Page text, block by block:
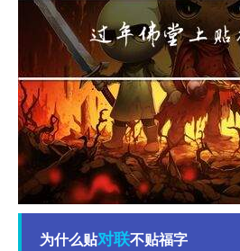
为什么贴对联不贴福字